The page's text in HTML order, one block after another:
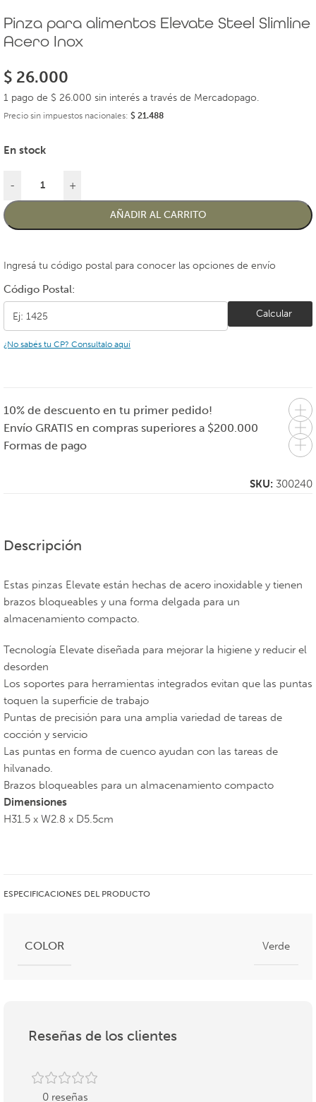
Pinza para alimentos Elevate Steel Slimline
Acero Inox
$ 26.000
1 pago de $ 26.000 sin interés a través de Mercadopago.
Precio sin impuestos nacionales: $ 21.488
En stock
- +
AÑADIR AL CARRITO
Ingresá tu código postal para conocer las opciones de envío
Código Postal:
Calcular
¿No sabés tu CP? Consultalo aquí
10% de descuento en tu primer pedido!
Envío GRATIS en compras superiores a $200.000
Formas de pago
SKU: 300240
Descripción
Estas pinzas Elevate están hechas de acero inoxidable y tienen
brazos bloqueables y una forma delgada para un
almacenamiento compacto.
Tecnología Elevate diseñada para mejorar la higiene y reducir el
desorden
Los soportes para herramientas integrados evitan que las puntas
toquen la superficie de trabajo
Puntas de precisión para una amplia variedad de tareas de
cocción y servicio
Las puntas en forma de cuenco ayudan con las tareas de
hilvanado.
Brazos bloqueables para un almacenamiento compacto
Dimensiones
H31.5 x W2.8 x D5.5cm
ESPECIFICACIONES DEL PRODUCTO
COLOR Verde
Reseñas de los clientes
0 reseñas